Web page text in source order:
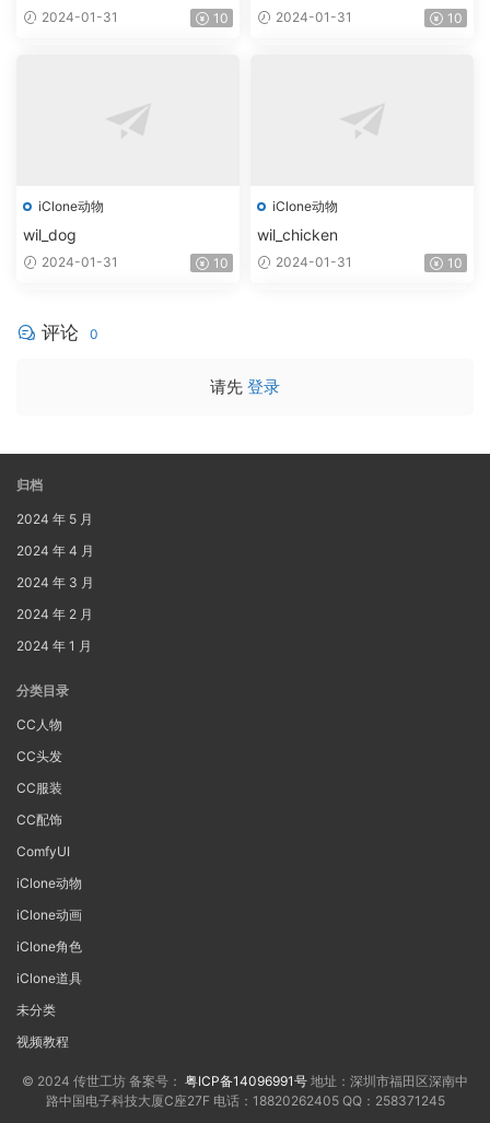
2024-01-31 10 2024-01-31 10
iClone动物
wil_dog
2024-01-31 10
iClone动物
wil_chicken
2024-01-31 10
评论 0
请先 登录
归档
2024 年 5 月
2024 年 4 月
2024 年 3 月
2024 年 2 月
2024 年 1 月
分类目录
CC人物
CC头发
CC服装
CC配饰
ComfyUI
iClone动物
iClone动画
iClone角色
iClone道具
未分类
视频教程
© 2024 传世工坊 备案号： 粤ICP备14096991号 地址：深圳市福田区深南中
路中国电子科技大厦C座27F 电话：18820262405 QQ：258371245